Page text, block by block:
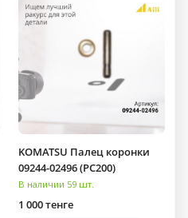
KOMATSU Палец коронки
09244-02496 (PC200)
В наличии 59 шт.
1 000 тенге